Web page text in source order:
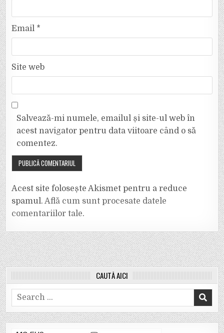
Email *
Site web
Salvează-mi numele, emailul și site-ul web în
acest navigator pentru data viitoare când o să
comentez.
Acest site folosește Akismet pentru a reduce
spamul.Află cum sunt procesate datele
comentariilor tale.
CAUTĂ AICI
Search
for: